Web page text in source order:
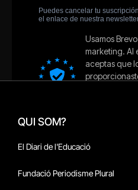
QUI SOM?
El Diari de l'Educació
Fundació Periodisme Plural